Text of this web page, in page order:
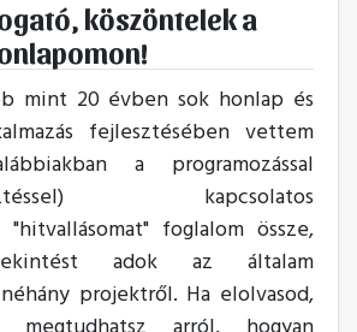
köszöntelek a
mint 20 évben sok honlap és
fejlesztésében vettem
a programozással
kapcsolatos
"hitvallásomat" foglalom össze,
adok az általam
projektről. Ha elolvasod,